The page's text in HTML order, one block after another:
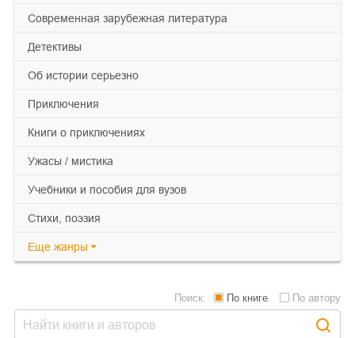
современная зарубежная литература
детективы
об истории серьезно
приключения
книги о приключениях
ужасы / мистика
учебники и пособия для вузов
cтихи, поэзия
Еще жанры
Поиск: По книге По автору